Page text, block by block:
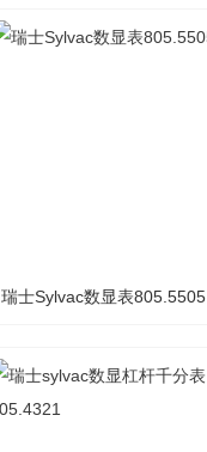
瑞士Sylvac数显表805.5505